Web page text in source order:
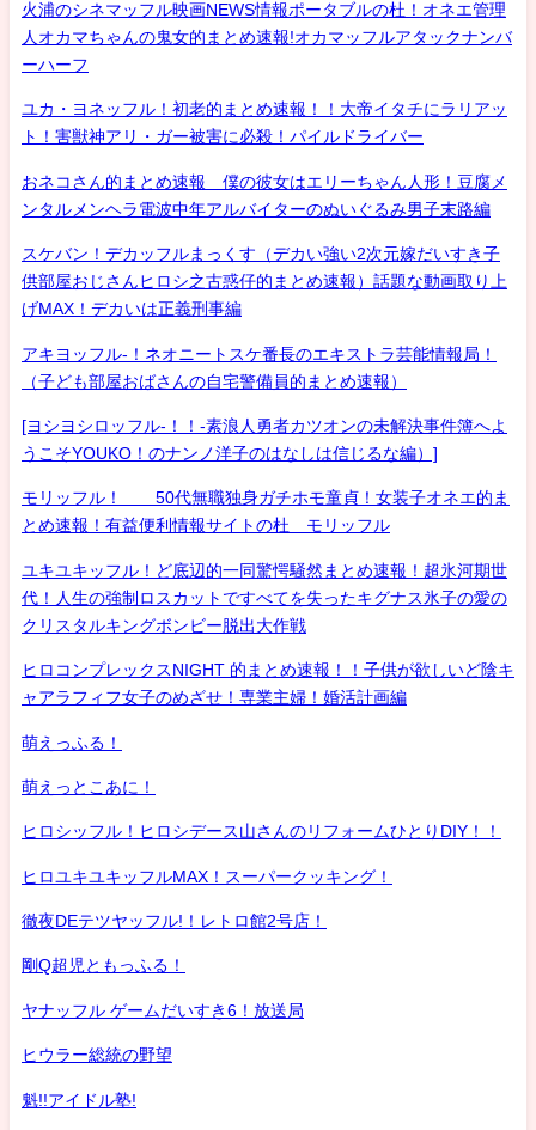
火浦のシネマッフル映画NEWS情報ポータブルの杜！オネエ管理
人オカマちゃんの鬼女的まとめ速報!オカマッフルアタックナンバ
ーハーフ
ユカ・ヨネッフル！初老的まとめ速報！！大帝イタチにラリアッ
ト！害獣神アリ・ガー被害に必殺！パイルドライバー
おネコさん的まとめ速報 僕の彼女はエリーちゃん人形！豆腐メ
ンタルメンヘラ電波中年アルバイターのぬいぐるみ男子末路編
スケバン！デカッフルまっくす（デカい強い2次元嫁だいすき子
供部屋おじさんヒロシ之古惑仔的まとめ速報）話題な動画取り上
げMAX！デカいは正義刑事編
アキヨッフル-！ネオニートスケ番長のエキストラ芸能情報局！
（子ども部屋おばさんの自宅警備員的まとめ速報）
[ヨシヨシロッフル-！！-素浪人勇者カツオンの未解決事件簿へよ
うこそYOUKO！のナンノ洋子のはなしは信じるな編）]
モリッフル！ 50代無職独身ガチホモ童貞！女装子オネエ的ま
とめ速報！有益便利情報サイトの杜 モリッフル
ユキユキッフル！ど底辺的一同驚愕騒然まとめ速報！超氷河期世
代！人生の強制ロスカットですべてを失ったキグナス氷子の愛の
クリスタルキングボンビー脱出大作戦
ヒロコンプレックスNIGHT 的まとめ速報！！子供が欲しいど陰キ
ャアラフィフ女子のめざせ！専業主婦！婚活計画編
萌えっふる！
萌えっとこあに！
ヒロシッフル！ヒロシデース山さんのリフォームひとりDIY！！
ヒロユキユキッフルMAX！スーパークッキング！
徹夜DEテツヤッフル!！レトロ館2号店！
剛Q超児ともっふる！
ヤナッフル ゲームだいすき6！放送局
ヒウラー総統の野望
魁!!アイドル塾!